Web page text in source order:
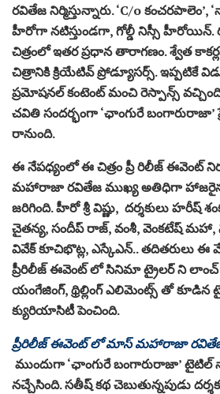
రవితేజ నిర్మిస్తున్నారు. ‘C/o కంచరపాలెం’,
హీరోగా నటిస్తుండగా, గోల్డీ నిస్సీ హీరోయిన్.
చిత్రంలో ఇతర ప్రధాన తారాగణం. శ్వేత
చిత్రానికి క్రియేటివ్ ప్రోడ్యూసర్స్. ఇప్పటికే
ప్రమోషనల్ కంటెంట్ మంచి రెస్పాన్స్
చవితి సందర్భంగా ‘ఛాంగురే బంగారురాజా’
రానుంది.
ఈ నేపధ్యంలో ఈ చిత్రం ప్రీ రిలీజ్
మహారాజా రవితేజ ముఖ్య అతిధిగా హాజరైన
జరిగింది. హీరో శ్రీ విష్ణు, దర్శకులు హరీష్
చైతన్య, సందీప్ రాజ్, వంశీ, వెంకటేష్
వివేక్ కూచిభొట్ల, ఎస్కేఎన్.. తదితరులు ఈ
ప్రీరిలీజ్ ఈవెంట్ లో సినిమా ట్రైలర్ ని
యంగేజింగ్, థ్రిల్లింగ్ ఎలిమెంట్స్ తో
క్యురియాసిటీ పెంచింది.
ప్రీరిలీజ్ ఈవెంట్ లో మాస్ మహారాజా
ముందుగా ‘ఛాంగురే బంగారురాజా’ టైటిల్
నచ్చేసింది. సతీష్ కథ చెబుతున్నపుడు